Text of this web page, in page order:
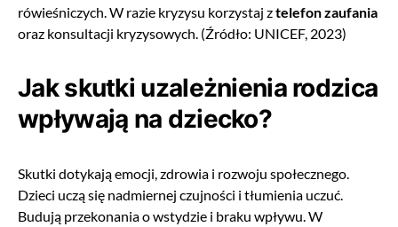
rówieśniczych. W razie kryzysu korzystaj ztelefon zaufania
oraz konsultacji kryzysowych. (Źródło: UNICEF, 2023)
Jak skutki uzależnienia rodzica
wpływają na dziecko?
Skutki dotykają emocji, zdrowia i rozwoju społecznego.
Dzieci uczą się nadmiernej czujności i tłumienia uczuć.
Budują przekonania o wstydzie i braku wpływu. W